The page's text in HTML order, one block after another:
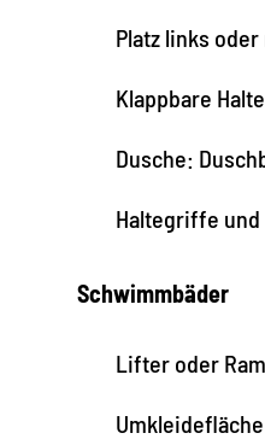
Platz links
Klappbare
Dusche:
Haltegriffe und
Schwimmbäder
Lifter oder